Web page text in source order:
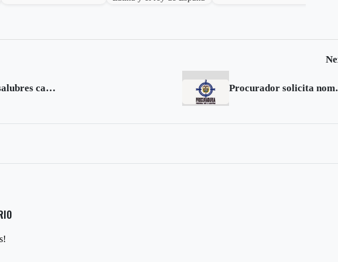
Alimentos insalubres causan más de 200 enfermedades: OPS Procurador